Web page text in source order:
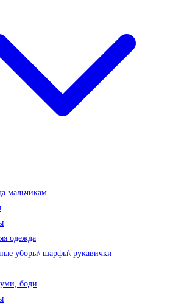
мальчикам
одежда
уборы\ шарфы\ рукавички
боди